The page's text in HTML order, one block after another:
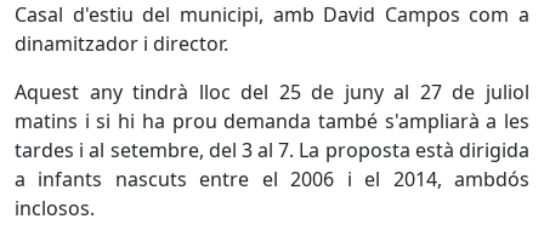
Casal d'estiu del municipi, amb David Campos com a
dinamitzador i director.
Aquest any tindrà lloc del 25 de juny al 27 de juliol
matins i si hi ha prou demanda també s'ampliarà a les
tardes i al setembre, del 3 al 7. La proposta està dirigida
a infants nascuts entre el 2006 i el 2014, ambdós
inclosos.